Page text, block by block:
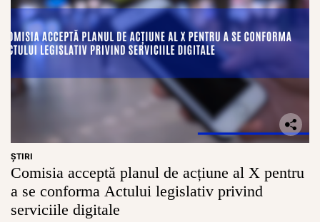
ŞTIRI
Comisia acceptă planul de acțiune al X pentru
a se conforma Actului legislativ privind
serviciile digitale